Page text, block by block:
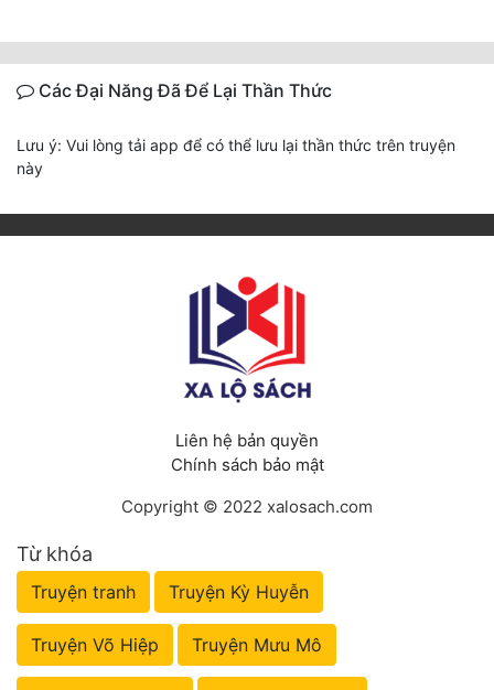
Các Đại Năng Đã Để Lại Thần Thức
Lưu ý: Vui lòng tải app để có thể lưu lại thần thức trên truyện
này
Liên hệ bản quyền
Chính sách bảo mật
Copyright © 2022 xalosach.com
Từ khóa
Truyện tranh Truyện Kỳ Huyễn
Truyện Võ Hiệp Truyện Mưu Mô